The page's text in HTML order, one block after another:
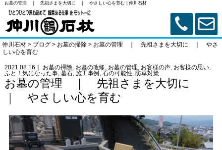
お墓の管理 ｜ 先祖さまを大切に ｜ やさしい心を育む | 仲川石材
仲川石材 > ブログ > お墓の掃除 > お墓の管理 ｜ 先祖さまを大切に ｜ やさ
しい心を育む
2021.08.16｜ お墓の掃除, お墓の改修, お墓の管理, お客様の声, お客様の思い,
ふと！気になった事, 墓石, 施工事例 , 石の可能性, 防草対策
お墓の管理 ｜ 先祖さまを大切に
｜ やさしい心を育む